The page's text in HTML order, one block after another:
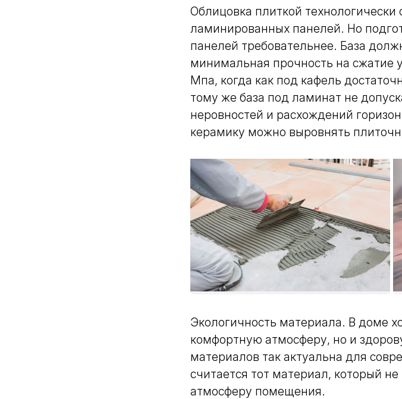
Облицовка плиткой
ламинированных панелей. Но
панелей требовательнее. База
минимальная прочность на сжатие
Мпа, когда как под кафель
тому же база под ламинат не
неровностей и расхождений
керамику можно выровнять
Экологичность материала. В доме
комфортную атмосферу, но и
материалов так актуальна для
считается тот материал, который
атмосферу помещения.